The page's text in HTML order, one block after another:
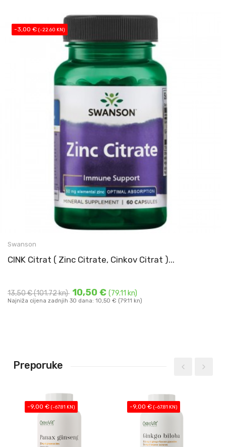
-3,00 € (-22.60 KN)
Swanson
CINK Citrat ( Zinc Citrate, Cinkov Citrat )...
13,50 €(101.72 kn) 10,50 € (79.11 kn)
Najniža cijena zadnjih 30 dana: 10,50 € (79.11 kn)
Cink citrat (zinc citrate) kapsule
Preporuke
-9,00 €(-67.81 KN) -9,00 €(-67.81 KN)